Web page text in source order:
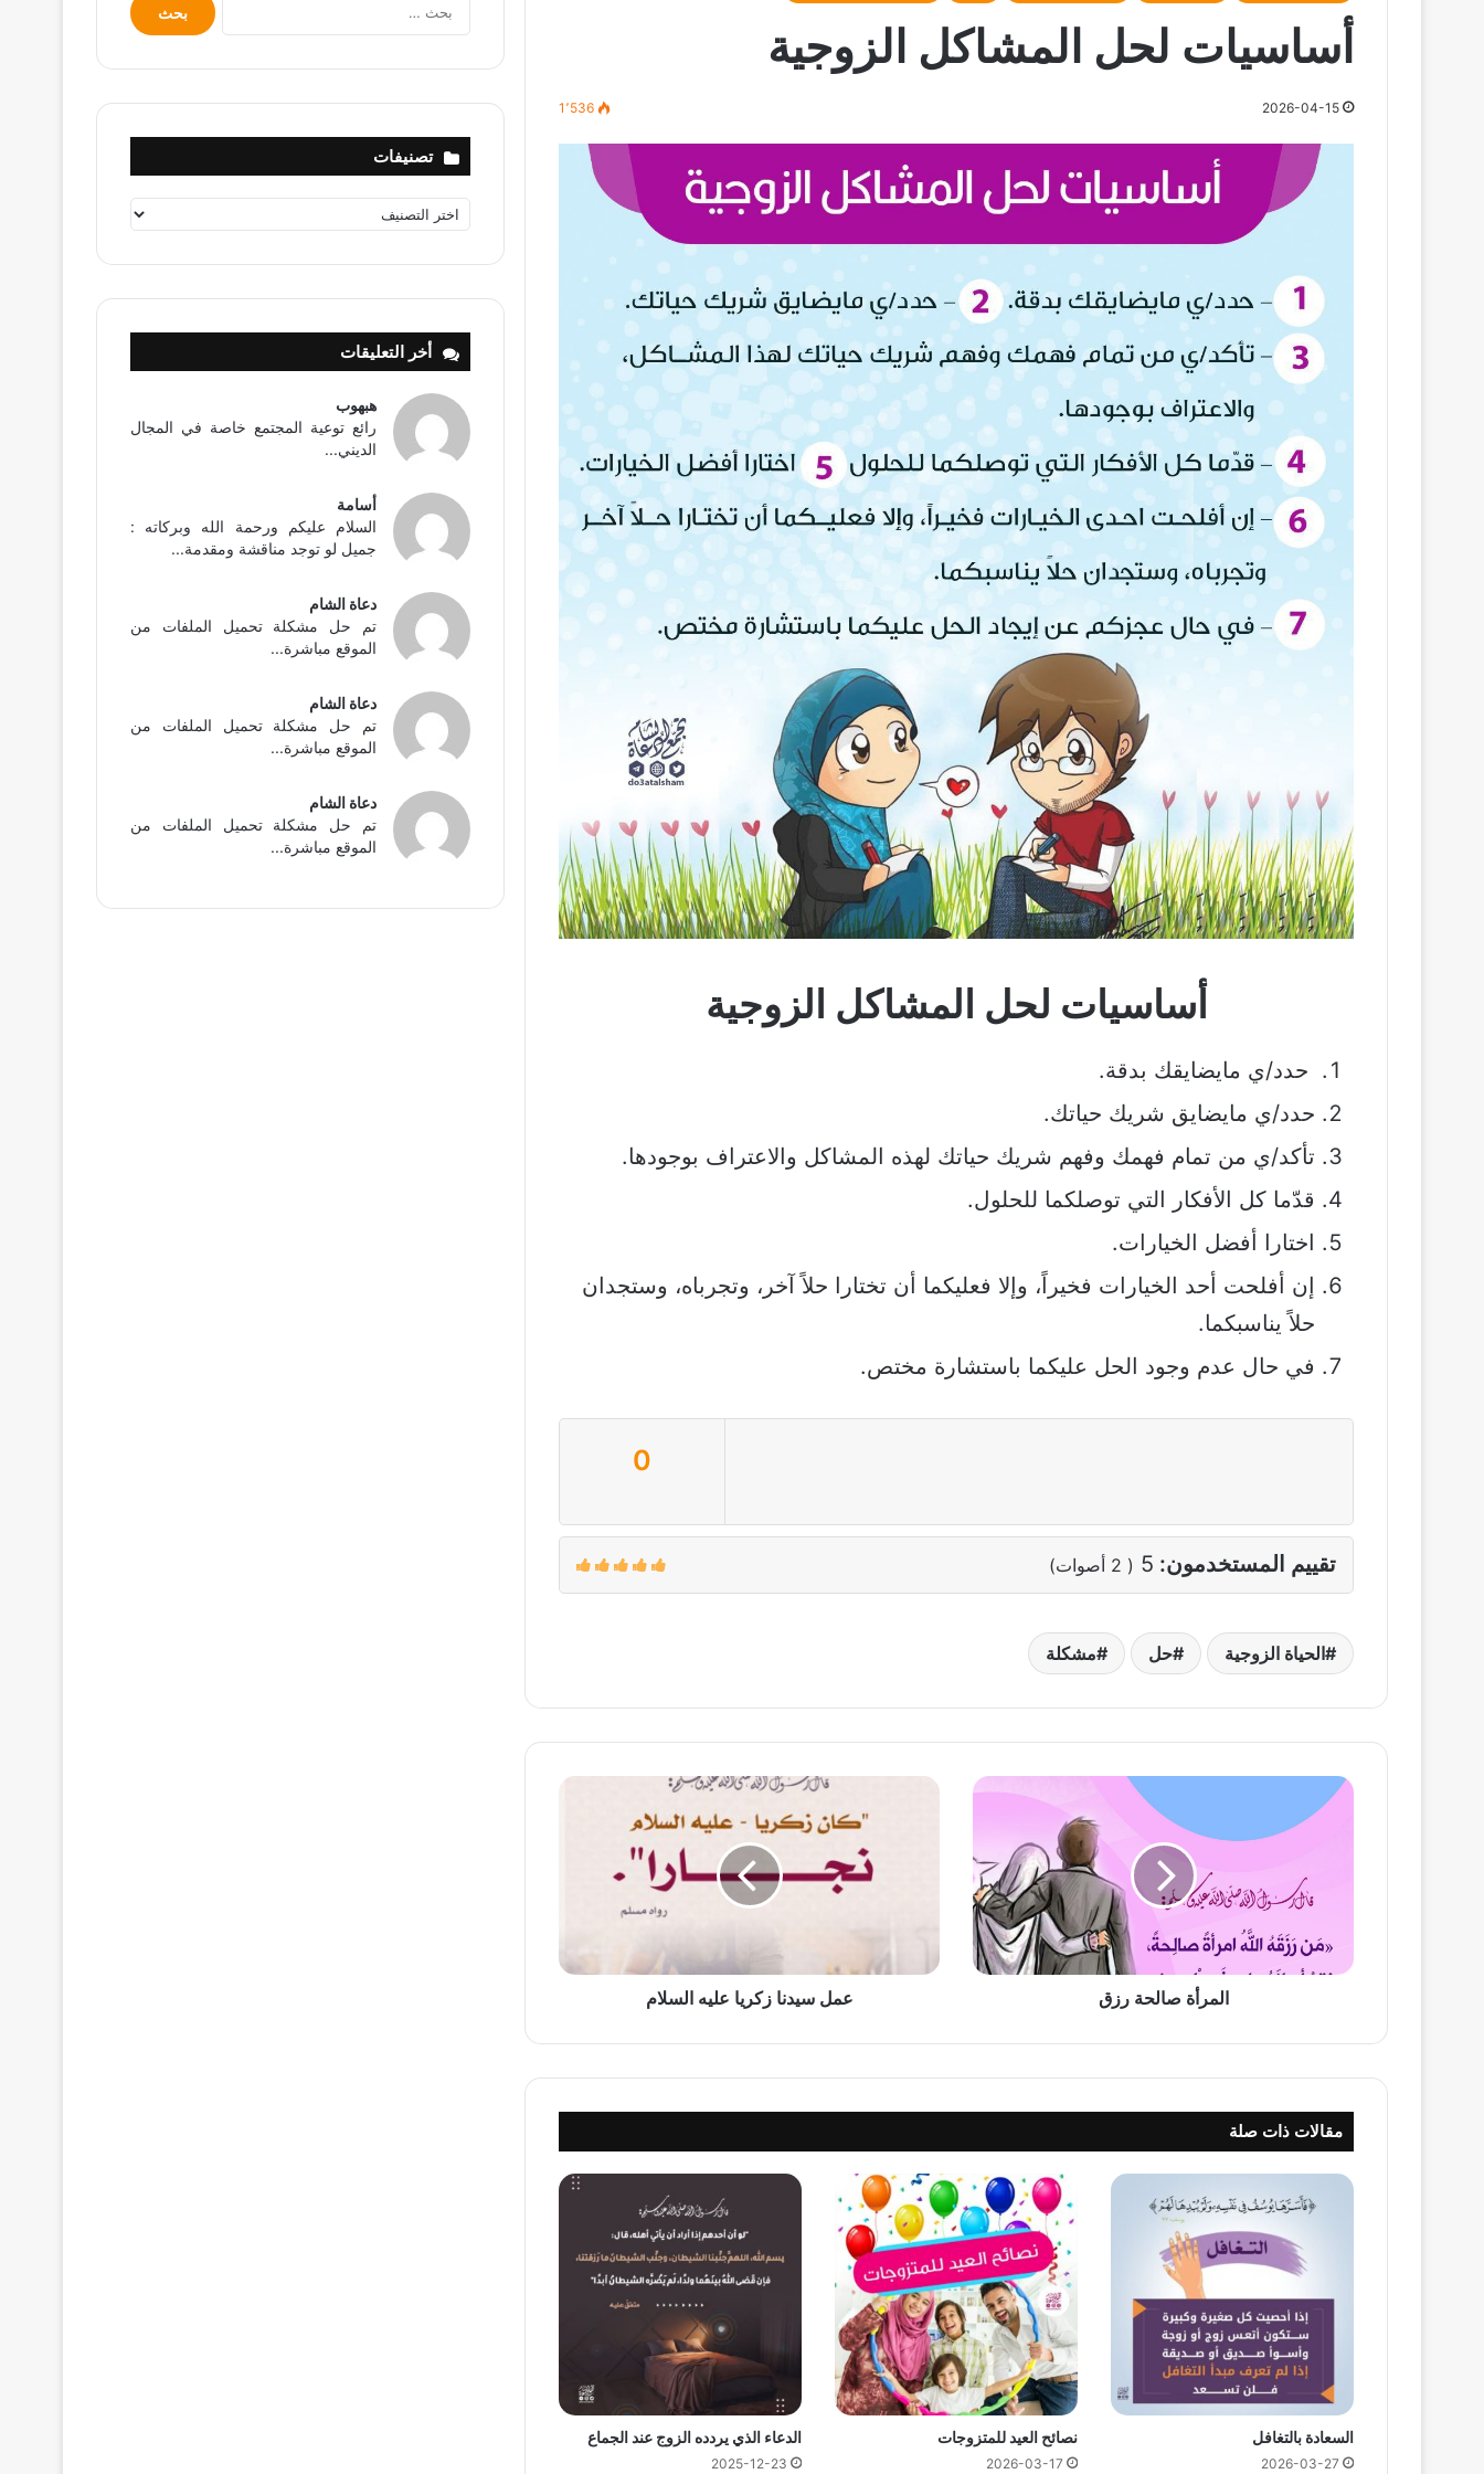
أساسيات لحل المشاكل الزوجية
2026-04-15 1٬536
أساسيات لحل المشاكل الزوجية
حدد/ي مايضايقك بدقة.
حدد/ي مايضايق شريك حياتك.
تأكد/ي من تمام فهمك وفهم شريك حياتك لهذه المشاكل والاعتراف بوجودها.
قدّما كل الأفكار التي توصلكما للحلول.
اختارا أفضل الخيارات.
إن أفلحت أحد الخيارات فخيراً، وإلا فعليكما أن تختارا حلاً آخر، وتجرباه، وستجدان
حلاً يناسبكما.
في حال عدم وجود الحل عليكما باستشارة مختص.
0
تقييم المستخدمون: 5
(
2 أصوات)
الحياة الزوجية حل مشكلة
المرأة
صالحة
المرأة صالحة رزق
عمل
عمل سيدنا زكريا عليه السلام
مقالات ذات صلة
السعادة بالتغافل
2026-03-27
نصائح العيد للمتزوجات
2026-03-17
الدعاء الذي يردده الزوج عند الجماع
2025-12-23
عن:
تصنيفات
تصنيفات
أخر التعليقات
هبهوب
رائع توعية المجتمع خاصة في المجال
الديني...
أسامة
السلام عليكم ورحمة الله وبركاته :
جميل لو توجد مناقشة ومقدمة...
دعاة الشام
تم حل مشكلة تحميل الملفات من
الموقع مباشرة...
دعاة الشام
تم حل مشكلة تحميل الملفات من
الموقع مباشرة...
دعاة الشام
تم حل مشكلة تحميل الملفات من
الموقع مباشرة...